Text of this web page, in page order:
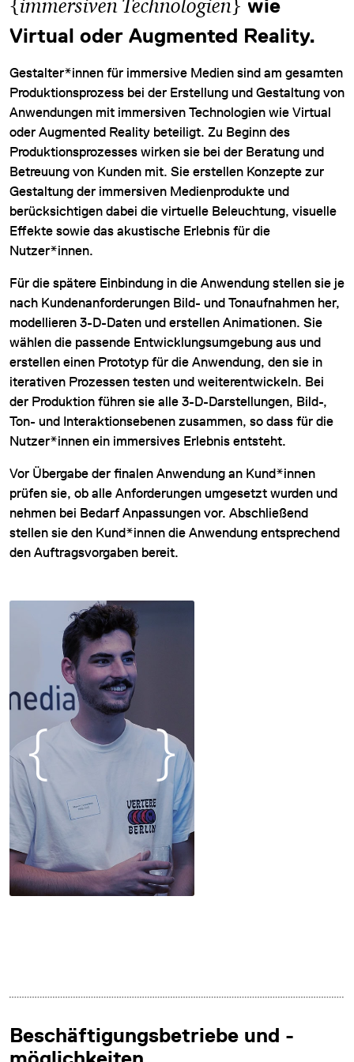
DATENSCHUTZ
DOWNLOADS
COOKIE-EINSTELLUNGEN
{immersiven Technologien} wie
Virtual oder Augmented Reality.
Gestalter*innen für immersive Medien sind am gesamten
Produktionsprozess bei der Erstellung und Gestaltung von
Anwendungen mit immersiven Technologien wie Virtual
oder Augmented Reality beteiligt. Zu Beginn des
Produktionsprozesses wirken sie bei der Beratung und
Betreuung von Kunden mit. Sie erstellen Konzepte zur
Gestaltung der immersiven Medienprodukte und
berücksichtigen dabei die virtuelle Beleuchtung, visuelle
Effekte sowie das akustische Erlebnis für die
Nutzer*innen.
Für die spätere Einbindung in die Anwendung stellen sie je
nach Kundenanforderungen Bild- und Tonaufnahmen her,
modellieren 3-D-Daten und erstellen Animationen. Sie
wählen die passende Entwicklungsumgebung aus und
erstellen einen Prototyp für die Anwendung, den sie in
iterativen Prozessen testen und weiterentwickeln. Bei
der Produktion führen sie alle 3-D-Darstellungen, Bild-,
Ton- und Interaktionsebenen zusammen, so dass für die
Nutzer*innen ein immersives Erlebnis entsteht.
Vor Übergabe der finalen Anwendung an Kund*innen
prüfen sie, ob alle Anforderungen umgesetzt wurden und
nehmen bei Bedarf Anpassungen vor. Abschließend
stellen sie den Kund*innen die Anwendung entsprechend
den Auftragsvorgaben bereit.
Beschäftigungsbetriebe und -